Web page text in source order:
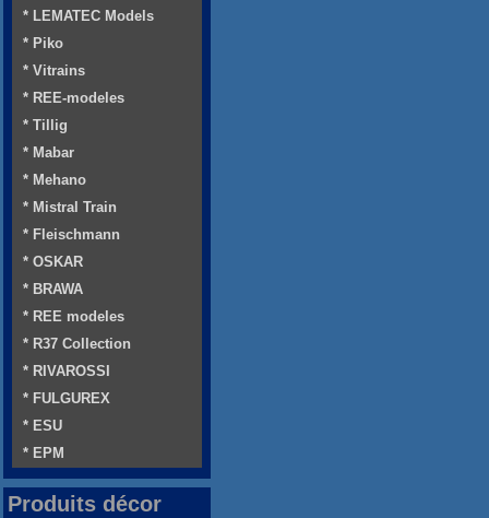
* LEMATEC Models
* Piko
* Vitrains
* REE-modeles
* Tillig
* Mabar
* Mehano
* Mistral Train
* Fleischmann
* OSKAR
* BRAWA
* REE modeles
* R37 Collection
* RIVAROSSI
* FULGUREX
* ESU
* EPM
Produits décor